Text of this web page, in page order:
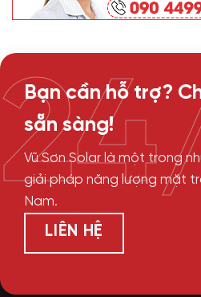
Bạn cần hỗ trợ?
sẵn sàng!
Vũ Sơn Solar là một trong
giải pháp năng lượng mặt
Nam.
LIÊN HỆ